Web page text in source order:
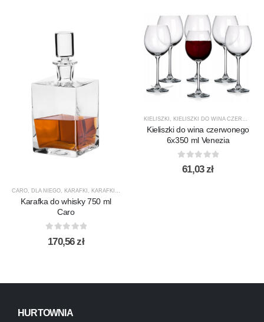
CARO, DLA NIEGO, KARAFKI , KARAFKI DO WHISKY
Karafka do whisky 750 ml
Caro
0out of 5
170,56zł
KIELISZKI KIELISZKI DO WINA CZERWONEGO
Kieliszki do wina czerwonego
6x350 ml Venezia
out of 5
61,03zł
HURTOWNIA